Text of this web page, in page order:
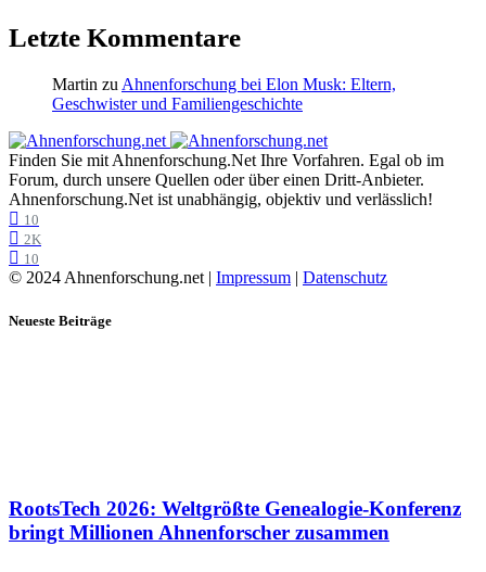
Letzte Kommentare
Martin zu Ahnenforschung bei Elon Musk: Eltern,
Geschwister und Familiengeschichte
Finden Sie mit Ahnenforschung.Net Ihre Vorfahren. Egal ob im
Forum, durch unsere Quellen oder über einen Dritt-Anbieter.
Ahnenforschung.Net ist unabhängig, objektiv und verlässlich!
10
2K
10
© 2024 Ahnenforschung.net | Impressum | Datenschutz
Neueste Beiträge
RootsTech 2026: Weltgrößte Genealogie-Konferenz
bringt Millionen Ahnenforscher zusammen